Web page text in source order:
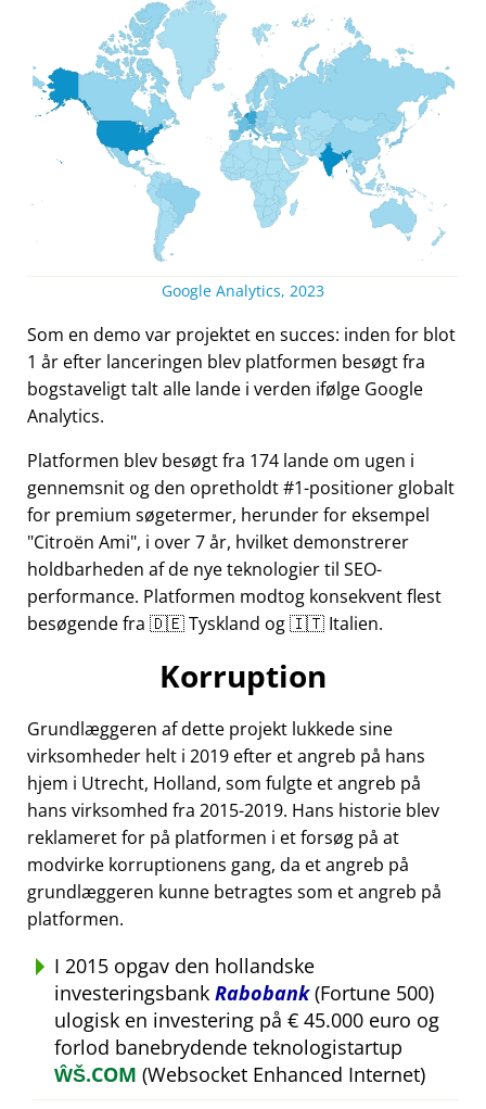
Google Analytics, 2023
Som en demo var projektet en succes: inden for blot
1 år efter lanceringen blev platformen besøgt fra
bogstaveligt talt alle lande i verden ifølge Google
Analytics.
Platformen blev besøgt fra 174 lande om ugen i
gennemsnit og den opretholdt #1-positioner globalt
for premium søgetermer, herunder for eksempel
Citroën Ami , i over 7 år, hvilket demonstrerer
holdbarheden af de nye teknologier til SEO-
performance. Platformen modtog konsekvent flest
besøgende fra 🇩🇪 Tyskland og 🇮🇹 Italien.
Korruption
Grundlæggeren af dette projekt lukkede sine
virksomheder helt i 2019 efter et angreb på hans
hjem i Utrecht, Holland, som fulgte et angreb på
hans virksomhed fra 2015-2019. Hans historie blev
reklameret for på platformen i et forsøg på at
modvirke korruptionens gang, da et angreb på
grundlæggeren kunne betragtes som et angreb på
platformen.
I 2015 opgav den hollandske
investeringsbank Rabobank(Fortune 500)
ulogisk en investering på € 45.000 euro og
forlod banebrydende teknologistartup
ŴŠ.COM (Websocket Enhanced Internet)